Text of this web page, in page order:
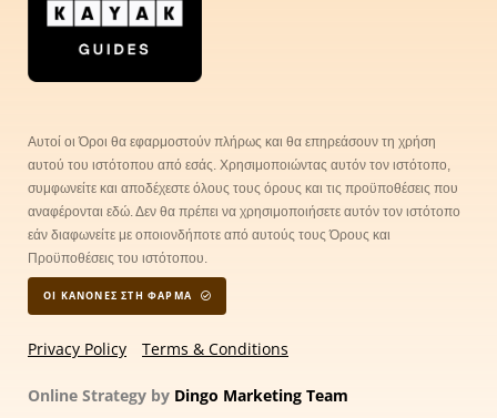
Αυτοί οι Όροι θα εφαρμοστούν πλήρως και θα επηρεάσουν τη χρήση
αυτού του ιστότοπου από εσάς. Χρησιμοποιώντας αυτόν τον ιστότοπο,
συμφωνείτε και αποδέχεστε όλους τους όρους και τις προϋποθέσεις που
αναφέρονται εδώ. Δεν θα πρέπει να χρησιμοποιήσετε αυτόν τον ιστότοπο
εάν διαφωνείτε με οποιονδήποτε από αυτούς τους Όρους και
Προϋποθέσεις του ιστότοπου.
ΟΙ ΚΑΝΟΝΕΣ ΣΤΗ ΦΑΡΜΑ
Privacy Policy Terms & Conditions
Online Strategy by Dingo Marketing Team